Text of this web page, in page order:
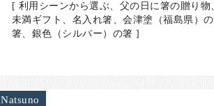
[ 利用シーンから選ぶ、父の日に箸の贈り
未満ギフト、名入れ箸、会津塗（福島県）
箸、銀色（シルバー）の箸 ]
Natsuno